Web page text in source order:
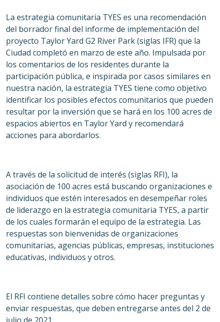
La estrategia comunitaria TYES es una recomendación
del borrador final del informe de implementación del
proyecto Taylor Yard G2 River Park (siglas IFR) que la
Ciudad completó en marzo de este año. Impulsada por
los comentarios de los residentes durante la
participación pública, e inspirada por casos similares en
nuestra nación, la estrategia TYES tiene como objetivo
identificar los posibles efectos comunitarios que pueden
resultar por la inversión que se hará en los 100 acres de
espacios abiertos en Taylor Yard y recomendará
acciones para abordarlos.
A través de la solicitud de interés (siglas RFI), la
asociación de 100 acres está buscando organizaciones e
individuos que estén interesados ​​en desempeñar roles
de liderazgo en la estrategia comunitaria TYES, a partir
de los cuales formarán el equipo de la estrategia. Las
respuestas son bienvenidas de organizaciones
comunitarias, agencias públicas, empresas, instituciones
educativas, individuos y otros.
El RFI contiene detalles sobre cómo hacer preguntas y
enviar respuestas, que deben entregarse antes del 2 de